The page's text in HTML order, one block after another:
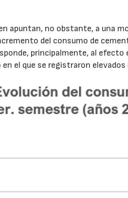
apuntan, no obstante, a una
del consumo de
principalmente, al
el que se registraron